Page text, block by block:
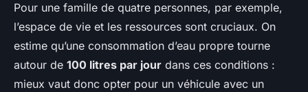
Pour une famille de quatre personnes, par exemple,
l’espace de vie et les ressources sont cruciaux. On
estime qu’une consommation d’eau propre tourne
autour de 100 litres par jour dans ces conditions :
mieux vaut donc opter pour un véhicule avec un